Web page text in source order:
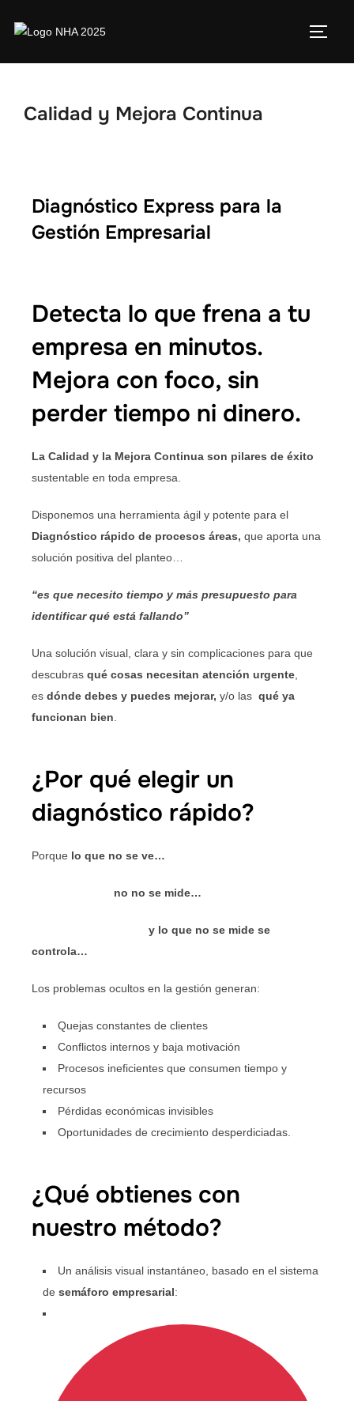
Calidad y Mejora Continua
Diagnóstico Express para la
Gestión Empresarial
Detecta lo que frena a tu
empresa en minutos.
Mejora con foco, sin
perder tiempo ni dinero.
La Calidad y la Mejora Continua son pilares de éxito
sustentable en toda empresa.
Disponemos una herramienta ágil y potente para el
Diagnóstico rápido de procesos áreas, que aporta una
solución positiva del planteo…
“es que necesito tiempo y más presupuesto para
identificar qué está fallando”
Una solución visual, clara y sin complicaciones para que
descubras qué cosas necesitan atención urgente
es dónde debes y puedes mejorar, y/o las qué ya
funcionan bien
¿Por qué elegir un
diagnóstico rápido?
Porque lo que no se ve…
no no se mide…
y lo que no se mide se
controla…
Los problemas ocultos en la gestión generan:
Quejas constantes de clientes
Conflictos internos y baja motivación
Procesos ineficientes que consumen tiempo y
recursos
Pérdidas económicas invisibles
Oportunidades de crecimiento desperdiciadas.
¿Qué obtienes con
nuestro método?
Un análisis visual instantáneo, basado en el sistema
desemáforo empresarial: